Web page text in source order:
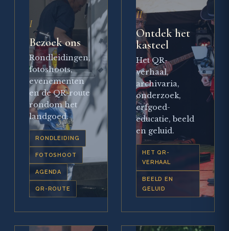
I
Bezoek ons
Rondleidingen,
fotoshoots,
evenementen
en de QR-route
rondom het
landgoed.
RONDLEIDING
FOTOSHOOT
AGENDA
QR-ROUTE
II
Ontdek het
kasteel
Het QR-
verhaal,
archivaria,
onderzoek,
erfgoed-
educatie, beeld
en geluid.
HET QR-
VERHAAL
BEELD EN
GELUID